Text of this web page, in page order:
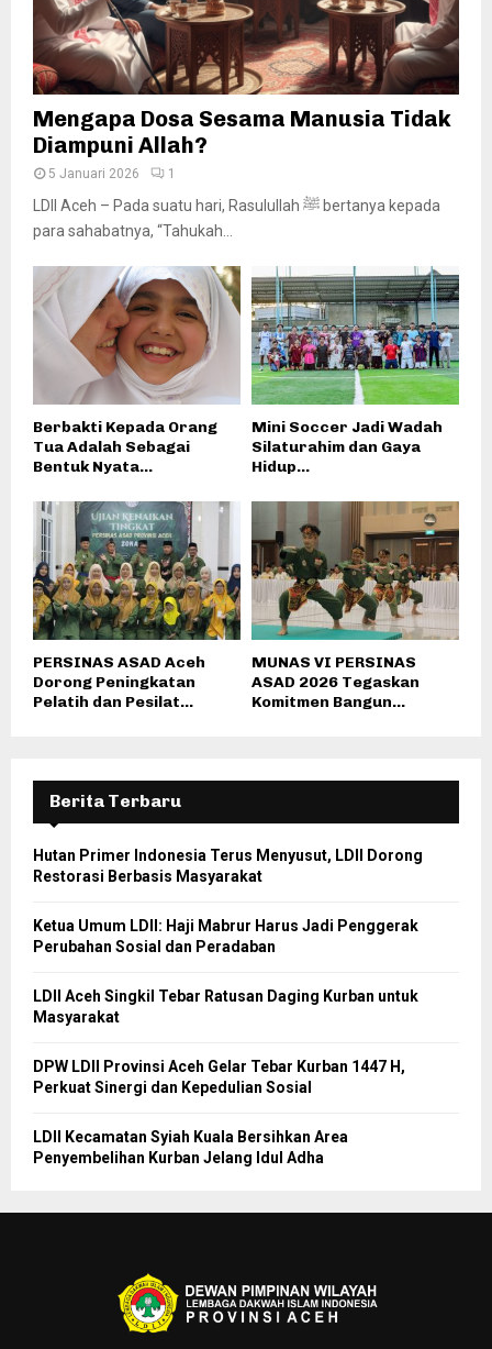
Mengapa Dosa Sesama Manusia Tidak
Diampuni Allah?
5 Januari 2026 1
LDII Aceh – Pada suatu hari, Rasulullah ﷺ bertanya kepada
para sahabatnya, “Tahukah...
Berbakti Kepada Orang
Tua Adalah Sebagai
Bentuk Nyata...
Mini Soccer Jadi Wadah
Silaturahim dan Gaya
Hidup...
PERSINAS ASAD Aceh
Dorong Peningkatan
Pelatih dan Pesilat...
MUNAS VI PERSINAS
ASAD 2026 Tegaskan
Komitmen Bangun...
Berita Terbaru
Hutan Primer Indonesia Terus Menyusut, LDII Dorong
Restorasi Berbasis Masyarakat
Ketua Umum LDII: Haji Mabrur Harus Jadi Penggerak
Perubahan Sosial dan Peradaban
LDII Aceh Singkil Tebar Ratusan Daging Kurban untuk
Masyarakat
DPW LDII Provinsi Aceh Gelar Tebar Kurban 1447 H,
Perkuat Sinergi dan Kepedulian Sosial
LDII Kecamatan Syiah Kuala Bersihkan Area
Penyembelihan Kurban Jelang Idul Adha